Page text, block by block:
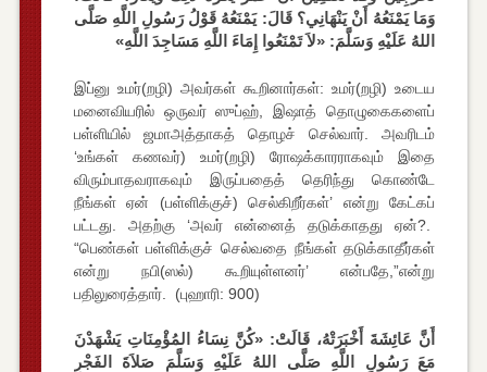
وَمَا يَمْنَعُهُ أَنْ يَنْهَانِي؟ قَالَ: يَمْنَعُهُ قَوْلُ رَسُولِ اللَّهِ صَلَّى
اللهُ عَلَيْهِ وَسَلَّمَ: «لاَ تَمْنَعُوا إِمَاءَ اللَّهِ مَسَاجِدَ اللَّهِ»
இப்னு உமர்(றழி) அவர்கள் கூறினார்கள்: உமர்(றழி) உடைய
மனைவியரில் ஒருவர் ஸுப்ஹ், இஷாத் தொழுகைகளைப்
பள்ளியில் ஜமாஅத்தாகத் தொழச் செல்வார். அவரிடம்
‘உங்கள் கணவர்) உமர்(றழி) ரோஷக்காரராகவும் இதை
விரும்பாதவராகவும் இருப்பதைத் தெரிந்து கொண்டே
நீங்கள் ஏன் (பள்ளிக்குச்) செல்கிறீர்கள்’ என்று கேட்கப்
பட்டது. அதற்கு ‘அவர் என்னைத் தடுக்காதது ஏன்?.
“பெண்கள் பள்ளிக்குச் செல்வதை நீங்கள் தடுக்காதீர்கள்
என்று நபி(ஸல்) கூறியுள்ளனர்’ என்பதே,”என்று
பதிலுரைத்தார். (புஹாரி: 900)
أَنَّ عَائِشَةَ أَخْبَرَتْهُ، قَالَتْ: «كُنَّ نِسَاءُ المُؤْمِنَاتِ يَشْهَدْنَ
مَعَ رَسُولِ اللَّهِ صَلَّى اللهُ عَلَيْهِ وَسَلَّمَ صَلاَةَ الفَجْرِ